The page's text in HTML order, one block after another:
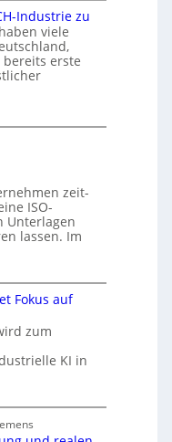
Industrie zu
viele
erste
zeit-
ISO-
Unterlagen
lassen. Im
Fokus auf
zum
KI in